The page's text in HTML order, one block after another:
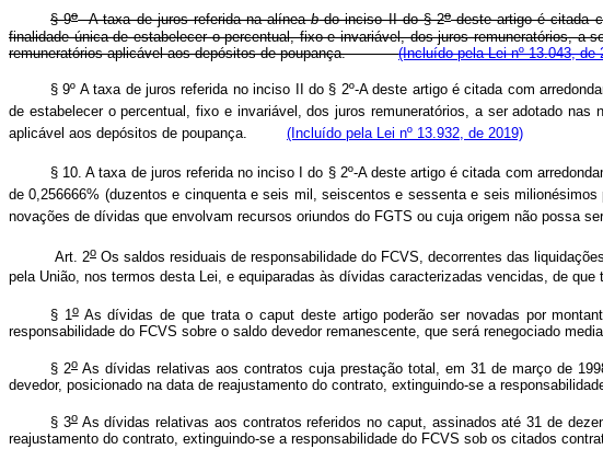
§ 9oA taxa de juros referida na alíneabdo inciso II do § 2odeste artigo é citada
finalidade única de estabelecer o percentual, fixo e invariável, dos juros remuneratórios, a
remuneratórios aplicável aos depósitos de poupança.(Incluído pela Lei nº 13.043, de
§ 9º A taxa de juros referida no inciso II do § 2º-A deste artigo é citada com
de estabelecer o percentual, fixo e invariável, dos juros remuneratórios, a ser adotado
aplicável aos depósitos de poupança. (Incluído pela Lei nº 13.932, de 2019)
§ 10. A taxa de juros referida no inciso I do § 2º-A deste artigo é citada com
de 0,256666% (duzentos e cinquenta e seis mil, seiscentos e sessenta e seis
novações de dívidas que envolvam recursos oriundos do FGTS ou cuja origem não
Art. 2o Os saldos residuais de responsabilidade do FCVS, decorrentes das
pela União, nos termos desta Lei, e equiparadas às dívidas caracterizadas vencidas, de que
§ 1oAs dívidas de que trata o caput deste artigo poderão ser novadas por
responsabilidade do FCVS sobre o saldo devedor remanescente, que será renegociado
§ 2o As dívidas relativas aos contratos cuja prestação total, em 31 de março de
devedor, posicionado na data de reajustamento do contrato, extinguindo-se a
§ 3oAs dívidas relativas aos contratos referidos no caput, assinados até 31 de
reajustamento do contrato, extinguindo-se a responsabilidade do FCVS sob os citados